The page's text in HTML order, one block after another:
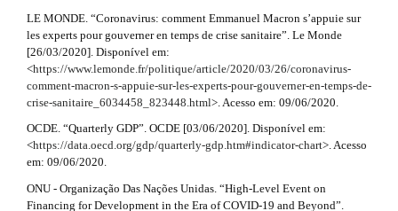
LE MONDE. “Coronavirus: comment Emmanuel Macron s’appuie sur
les experts pour gouverner en temps de crise sanitaire”. Le Monde
[26/03/2020]. Disponível em:
<https://www.lemonde.fr/politique/article/2020/03/26/coronavirus-
comment-macron-s-appuie-sur-les-experts-pour-gouverner-en-temps-de-
crise-sanitaire_6034458_823448.html>. Acesso em: 09/06/2020.
OCDE. “Quarterly GDP”. OCDE [03/06/2020]. Disponível em:
<https://data.oecd.org/gdp/quarterly-gdp.htm#indicator-chart>. Acesso
em: 09/06/2020.
ONU - Organização Das Nações Unidas. “High-Level Event on
Financing for Development in the Era of COVID-19 and Beyond”.